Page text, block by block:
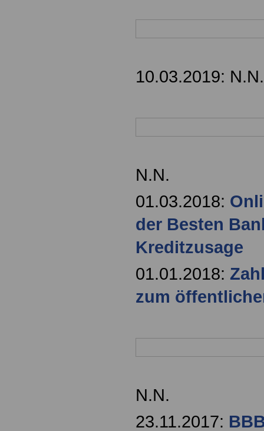
10.03.2019: N.N.
N.N.
01.03.2018:
der Besten
Kreditzusage
01.01.2018:
zum
N.N.
23.11.2017: